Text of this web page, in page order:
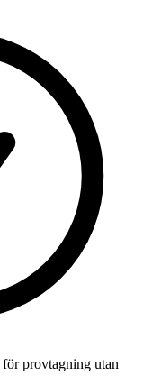
provtagning utan